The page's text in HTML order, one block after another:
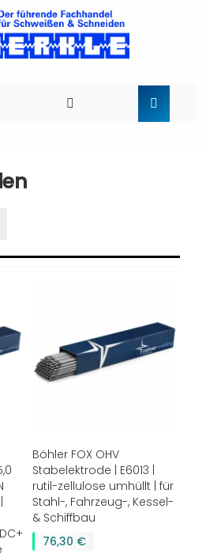
Böhler FOX OHV
Stabelektrode | E6013 |
rutil-zellulose umhüllt | für
Stahl-, Fahrzeug-, Kessel-
& Schiffbau
76,30 €